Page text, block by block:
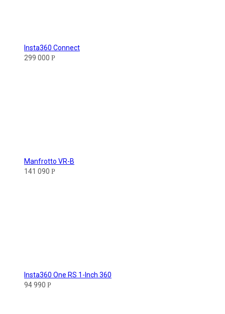
Insta360 Connect
299 000 Р
Manfrotto VR-B
141 090 Р
Insta360 One RS 1-Inch 360
94 990 Р